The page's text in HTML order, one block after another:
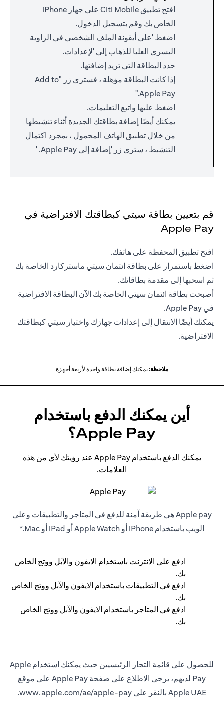
افتح تطبيق Citi Mobile على جهاز iPhone
الخاص بك وقم بتسجيل الدخول.
اضغط 'على أيقونة الملف الشخصي في الزاوية
اليسرى العليا للذهاب إلى 'لإعدادات.
حدد البطاقة التي تريد إضافتها.
إذا كانت البطاقة مؤهلة ، فسترى زر "Add to
Apple Pay."
اضغط عليها واتبع التعليمات.
يمكنك أيضًا إضافة بطاقتك الجديدة أثناء تنشيطها
من خلال تطبيق الهاتف المحمول ، بمجرد اكتمال
التنشيط ، سترى زر 'إضافة إلى Apple Pay. '
قم بتعيين بطاقة سيتي كبطاقتك الافتراضية في
Apple Pay
افتح تطبيق المحفظة على هاتفك.
اضغط باستمرار على بطاقة ائتمان سيتي ماستركارد الخاصة بك
ثم اسحبها إلى مقدمة بطاقاتك.
أصبحت بطاقة ائتمان سيتي الخاصة بك الآن البطاقة الافتراضية
في Apple Pay.
يمكنك أيضًا الانتقال إلى إعدادات جهازك واختيار سيتي كبطاقتك
الافتراضية.
ملاحظة:يمكنك إضافة بطاقة واحدة لأربعة أجهزة
أين يمكنك الدفع باستخدام
Apple Pay؟
يمكنك الدفع باستخدام Apple Pay عند رؤيتك لأي من هذه
العلامات.
Apple pay هي طريقة آمنة للدفع في المتاجر والتطبيقات وعلى
الويب باستخدام iPhone أو Apple Watch أو iPad أو Mac.*
ادفع على الانترنت باستخدام الايفون والآبل ووتج الخاص
بك.
ادفع في التطبيقات باستخدام الايفون والآبل ووتج الخاص
بك.
ادفع في المتاجر باستخدام الايفون والآبل ووتج الخاص
بك.
للحصول على قائمة التجار الرئيسيين حيث يمكنك استخدام Apple
Pay لديهم، يرجى الاطلاع على صفحة Apple Pay على موقع
Apple UAE بالنقر على
www.apple.com/ae/apple-pay
.